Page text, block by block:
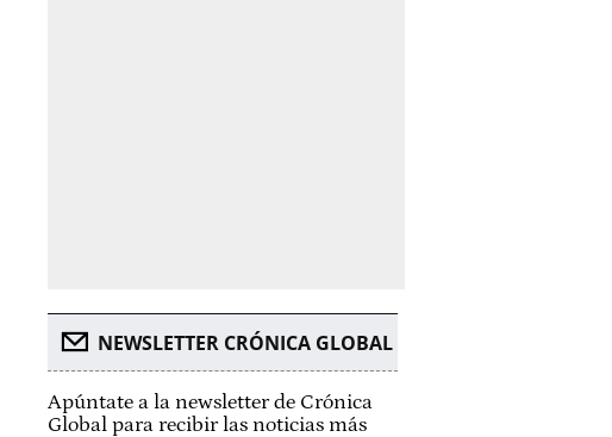
NEWSLETTER CRÓNICA GLOBAL
Apúntate a la newsletter de Crónica
Global para recibir las noticias más